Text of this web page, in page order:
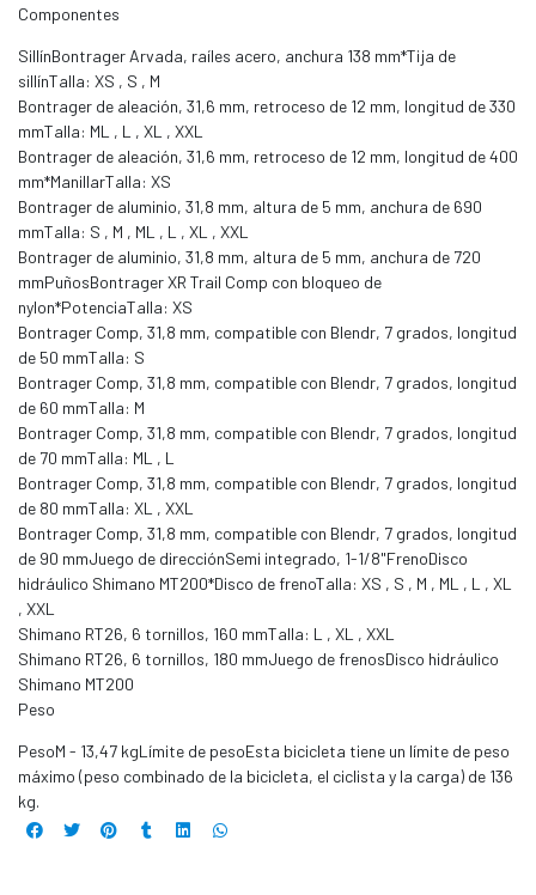
Componentes
SillínBontrager Arvada, raíles acero, anchura 138 mm*Tija de
sillínTalla: XS , S , M
Bontrager de aleación, 31,6 mm, retroceso de 12 mm, longitud de 330
mmTalla: ML , L , XL , XXL
Bontrager de aleación, 31,6 mm, retroceso de 12 mm, longitud de 400
mm*ManillarTalla: XS
Bontrager de aluminio, 31,8 mm, altura de 5 mm, anchura de 690
mmTalla: S , M , ML , L , XL , XXL
Bontrager de aluminio, 31,8 mm, altura de 5 mm, anchura de 720
mmPuñosBontrager XR Trail Comp con bloqueo de
nylon*PotenciaTalla: XS
Bontrager Comp, 31,8 mm, compatible con Blendr, 7 grados, longitud
de 50 mmTalla: S
Bontrager Comp, 31,8 mm, compatible con Blendr, 7 grados, longitud
de 60 mmTalla: M
Bontrager Comp, 31,8 mm, compatible con Blendr, 7 grados, longitud
de 70 mmTalla: ML , L
Bontrager Comp, 31,8 mm, compatible con Blendr, 7 grados, longitud
de 80 mmTalla: XL , XXL
Bontrager Comp, 31,8 mm, compatible con Blendr, 7 grados, longitud
de 90 mmJuego de direcciónSemi integrado, 1-1/8"FrenoDisco
hidráulico Shimano MT200*Disco de frenoTalla: XS , S , M , ML , L , XL
, XXL
Shimano RT26, 6 tornillos, 160 mmTalla: L , XL , XXL
Shimano RT26, 6 tornillos, 180 mmJuego de frenosDisco hidráulico
Shimano MT200
Peso
PesoM - 13,47 kgLímite de pesoEsta bicicleta tiene un límite de peso
máximo (peso combinado de la bicicleta, el ciclista y la carga) de 136
kg.